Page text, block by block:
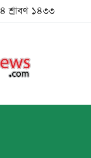
শ্রাবণ ১৪৩৩